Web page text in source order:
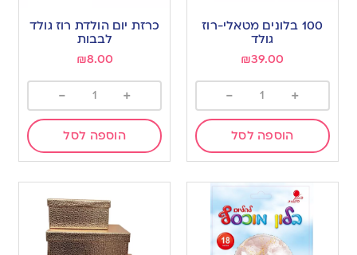
to
100 בלונים מטאלי-רוז
גולד
₪39.00
+
-
הוספה לסל
to
כרזת יום הולדת רוז גולד
לבבות
₪8.00
+
-
הוספה לסל